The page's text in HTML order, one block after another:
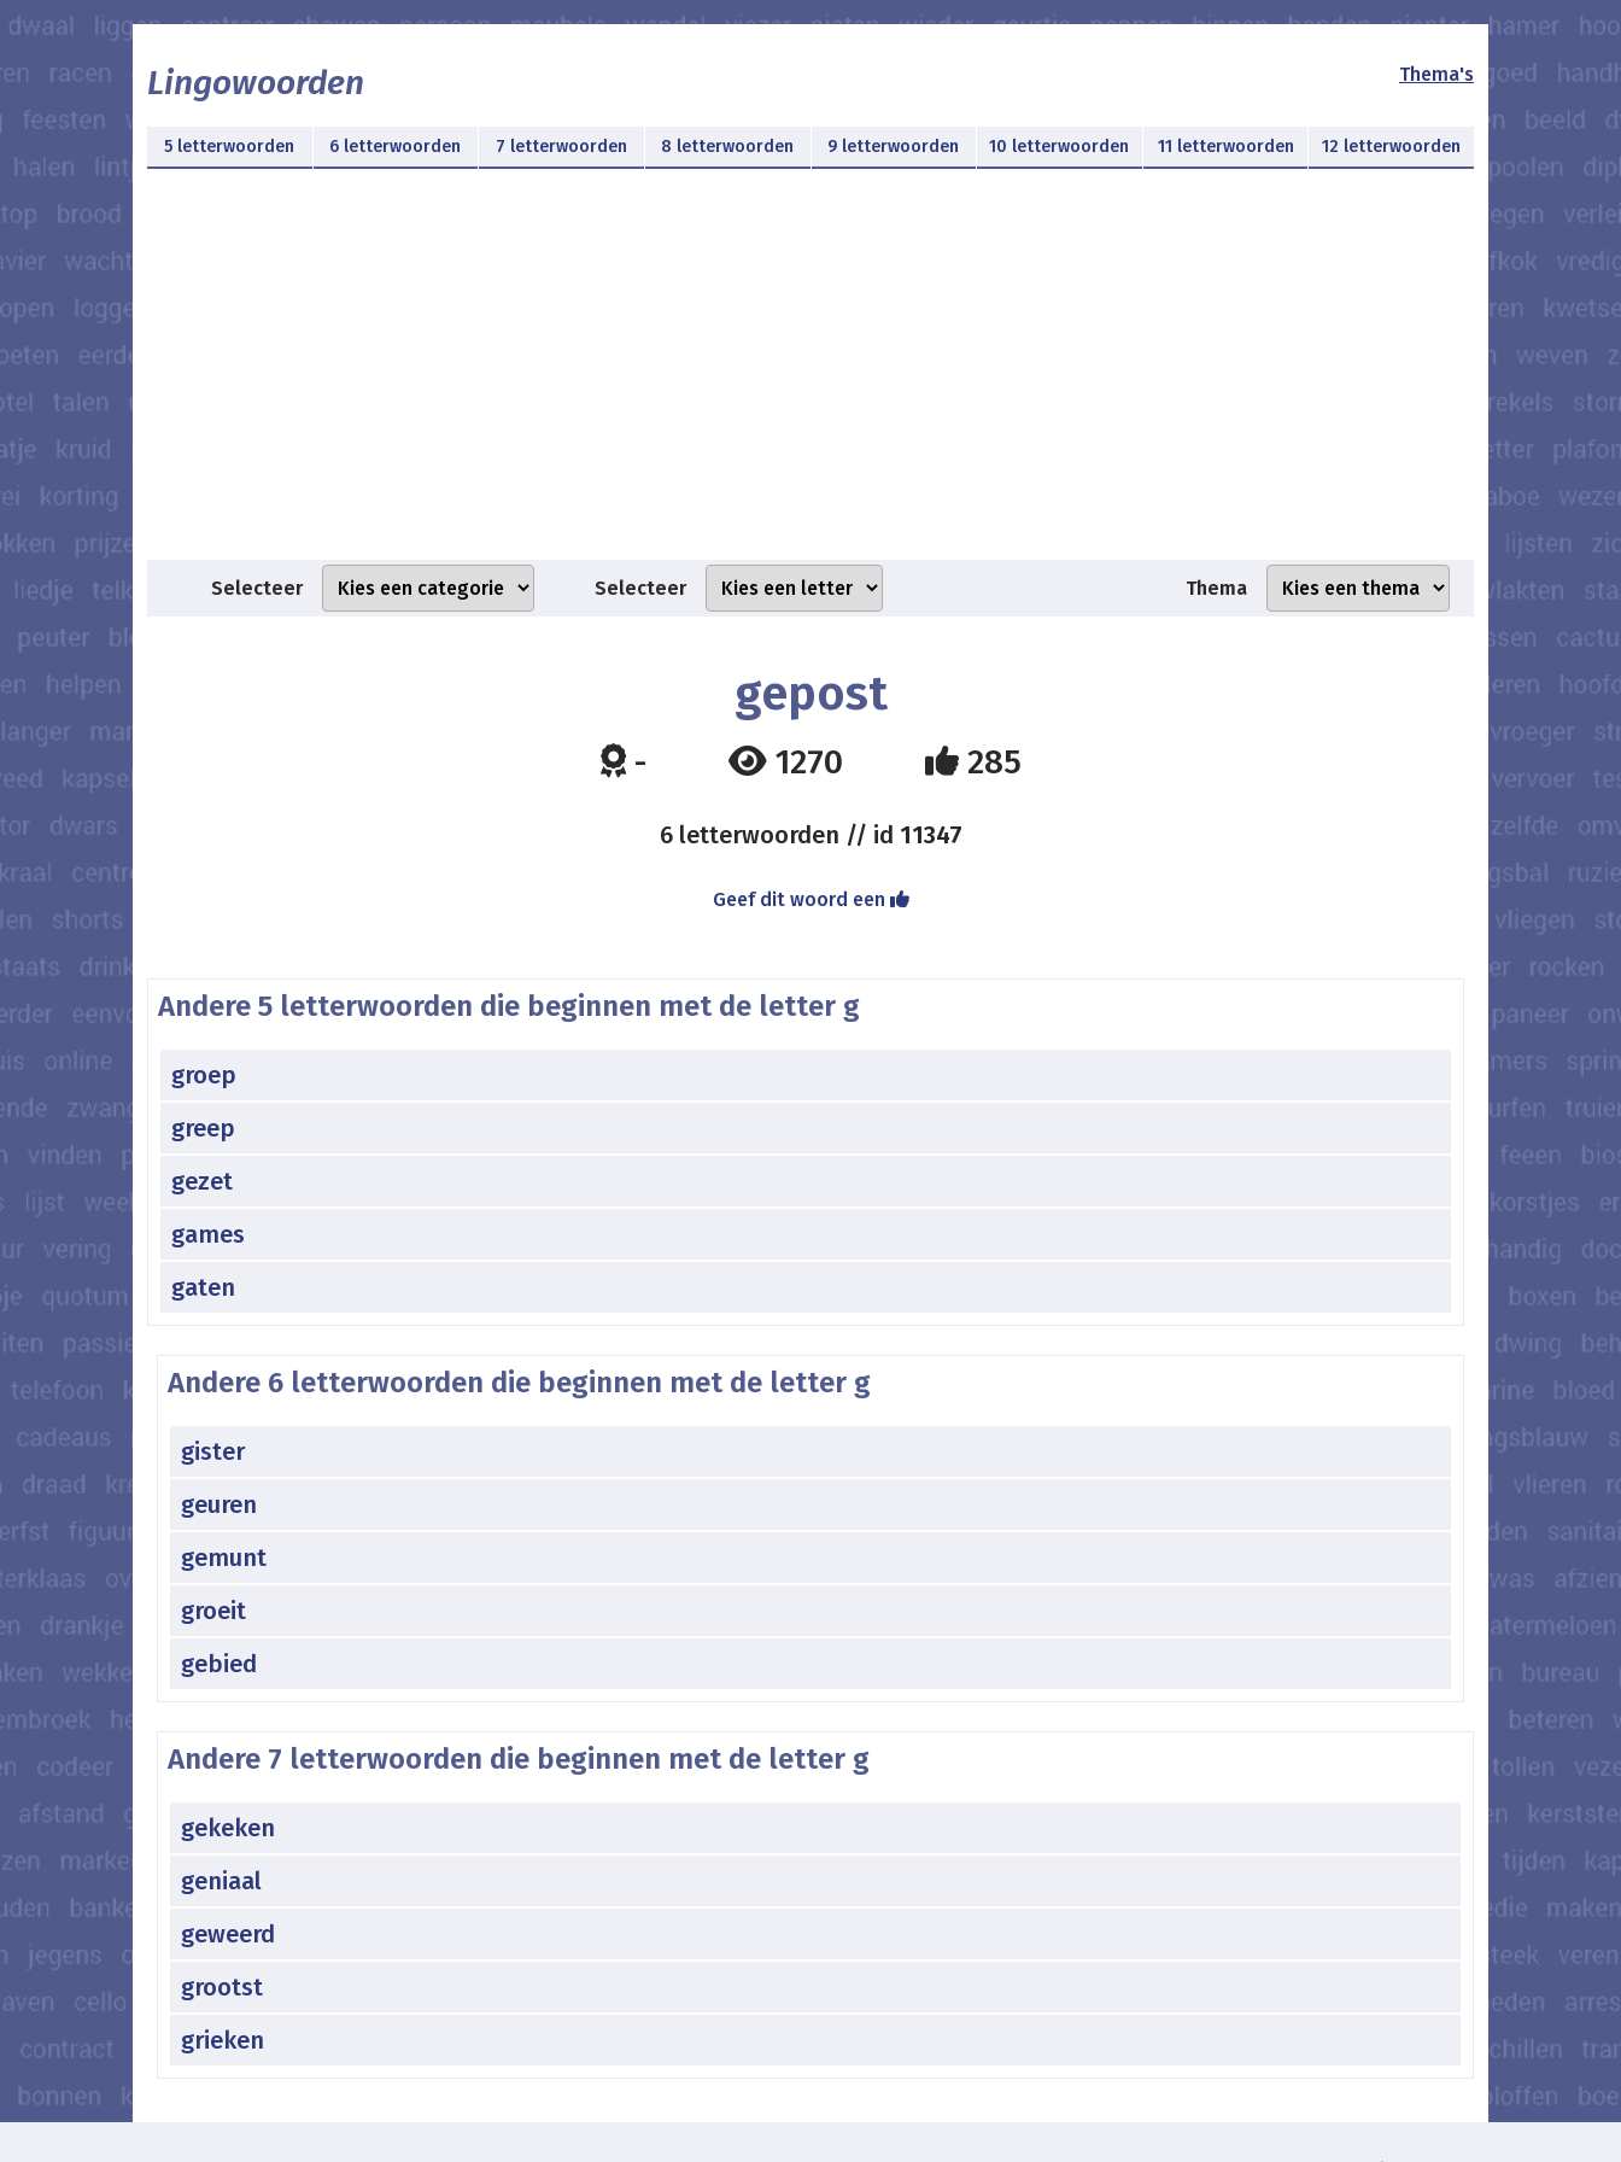
Lingowoorden Thema's
5 letterwoorden 6 letterwoorden 7 letterwoorden 8 letterwoorden 9 letterwoorden 10 letterwoorden 11 letterwoorden 12 letterwoorden
Selecteer Selecteer Thema
gepost
- 1270 285
6 letterwoorden // id 11347
Geef dit woord een
Andere 5 letterwoorden die beginnen met de letter g
groep
greep
gezet
games
gaten
Andere 6 letterwoorden die beginnen met de letter g
gister
geuren
gemunt
groeit
gebied
Andere 7 letterwoorden die beginnen met de letter g
gekeken
geniaal
geweerd
grootst
grieken